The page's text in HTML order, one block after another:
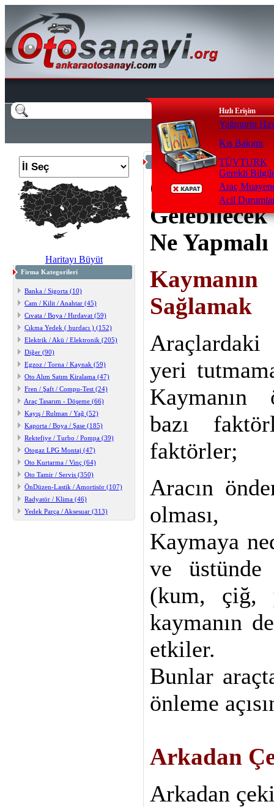
Haritayı Büyüt
Firma Kategorileri
Banka / Sigorta (10)
Cam / Kilit / Anahtar (45)
Cıvata / Boya / Hırdavat (59)
Çıkma Yedek ( hurdacı ) (152)
Elektrik / Akü / Elektronik (205)
Diğer (90)
Egzoz / Torna / Kaynak (59)
Oto Alım Satım Kiralama (47)
Fren / Şaft / Compu-Test (24)
Araç Tasarım - Döşeme (66)
Kayış / Rulman / Yağ (52)
Kaporta / Boya / Şase (185)
Rektefiye / Turbo / Pompa (39)
Otogaz LPG Montaj (47)
Oto Kurtarma / Vinç (64)
Oto Tamir / Servis (350)
ÖnDüzen-Lastik / Amortisör (107)
Radyatör / Klima (46)
Yedek Parça / Aksesuar (313)
Hızlı Erişim
Yağmurlu
Kış Bakımı
TÜVTURK
Gerekli
Araç
Acil
Acil Durumlar
Ne Yapmalı
Sağlamak
yeri
Kaymanın
bazı
faktörler;
Aracın
olması,
Kaymaya
ve üstünde
(kum, çiğ,
kaymanın
etkiler.
Bunlar
önleme
Arkadan
Arkadan